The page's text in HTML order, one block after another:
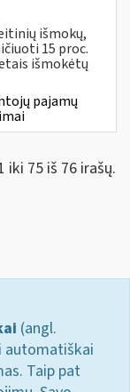
išmokų,
15 proc.
išmokėtų
pajamų
iki 75 iš 76 irašų.
(angl.
automatiškai
Taip pat